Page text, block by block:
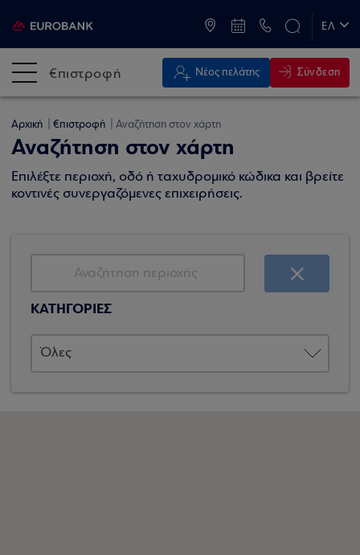
ΕΛ
€πιστροφή Νέος πελάτης Σύνδεση
Αρχική €πιστροφή Αναζήτηση στον χάρτη
Αναζήτηση στον χάρτη
Επιλέξτε περιοχή, οδό ή ταχυδρομικό κώδικα και βρείτε
κοντινές συνεργαζόμενες επιχειρήσεις.
ΚΑΤΗΓΟΡΙΕΣ